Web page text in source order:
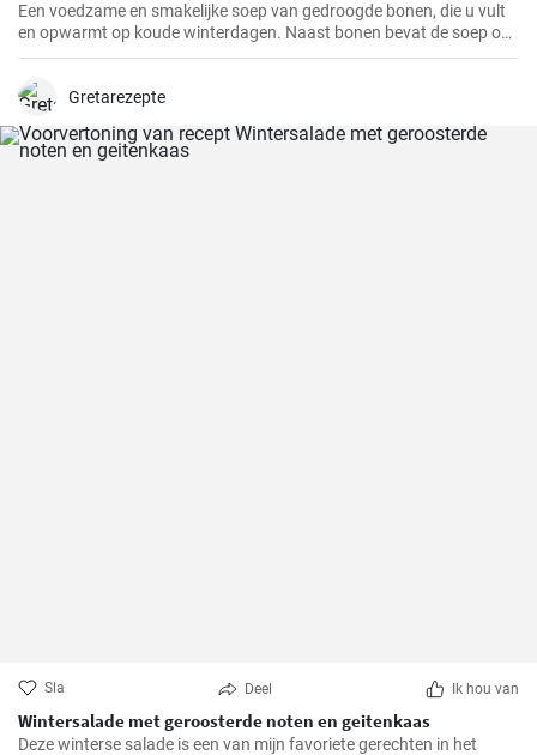
Een voedzame en smakelijke soep van gedroogde bonen, die u vult
en opwarmt op koude winterdagen. Naast bonen bevat de soep ook
aardappelen, wortelen en uien, die het een rijke smaak en geur
Gretarezepte
Sla Deel Ik hou van
Wintersalade met geroosterde noten en geitenkaas
Deze winterse salade is een van mijn favoriete gerechten in het